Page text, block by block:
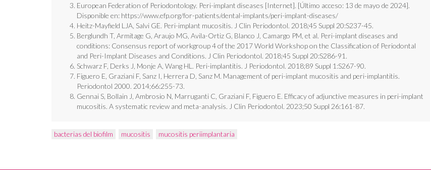
European Federation of Periodontology. Peri-implant diseases [Internet]. [Último acceso: 13 de mayo de 2024].
Disponible en: https://www.efp.org/for-patients/dental-implants/peri-implant-diseases/
Heitz-Mayfield LJA, Salvi GE. Peri-implant mucositis. J Clin Periodontol. 2018;45 Suppl 20:S237-45.
Berglundh T, Armitage G, Araujo MG, Avila-Ortiz G, Blanco J, Camargo PM, et al. Peri-implant diseases and
conditions: Consensus report of workgroup 4 of the 2017 World Workshop on the Classification of Periodontal
and Peri-Implant Diseases and Conditions. J Clin Periodontol. 2018;45 Suppl 20:S286-91.
Schwarz F, Derks J, Monje A, Wang HL. Peri-implantitis. J Periodontol. 2018;89 Suppl 1:S267-90.
Figuero E, Graziani F, Sanz I, Herrera D, Sanz M. Management of peri-implant mucositis and peri-implantitis.
Periodontol 2000. 2014;66:255-73.
Gennai S, Bollain J, Ambrosio N, Marruganti C, Graziani F, Figuero E. Efficacy of adjunctive measures in peri-implant
mucositis. A systematic review and meta-analysis. J Clin Periodontol. 2023;50 Suppl 26:161-87.
bacterias del biofilm mucositis mucositis periimplantaria